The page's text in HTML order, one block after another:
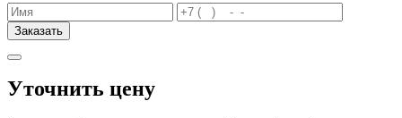
Заказать
Уточнить цену